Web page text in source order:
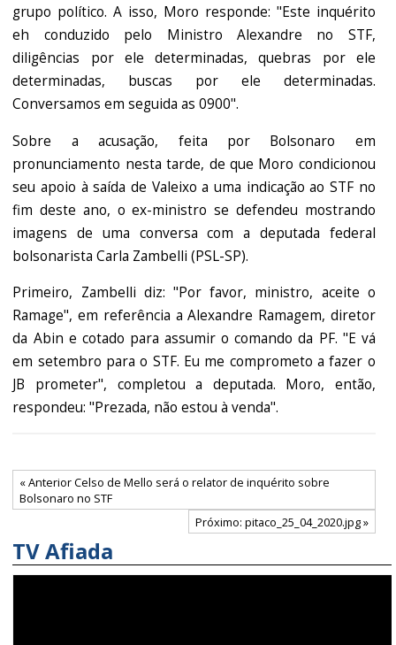
grupo político. A isso, Moro responde: "Este inquérito
eh conduzido pelo Ministro Alexandre no STF,
diligências por ele determinadas, quebras por ele
determinadas, buscas por ele determinadas.
Conversamos em seguida as 0900".
Sobre a acusação, feita por Bolsonaro em
pronunciamento nesta tarde, de que Moro condicionou
seu apoio à saída de Valeixo a uma indicação ao STF no
fim deste ano, o ex-ministro se defendeu mostrando
imagens de uma conversa com a deputada federal
bolsonarista Carla Zambelli (PSL-SP).
Primeiro, Zambelli diz: "Por favor, ministro, aceite o
Ramage", em referência a Alexandre Ramagem, diretor
da Abin e cotado para assumir o comando da PF. "E vá
em setembro para o STF. Eu me comprometo a fazer o
JB prometer", completou a deputada. Moro, então,
respondeu: "Prezada, não estou à venda".
« Anterior Celso de Mello será o relator de inquérito sobre
Bolsonaro no STF
Próximo: pitaco_25_04_2020.jpg »
TV Afiada